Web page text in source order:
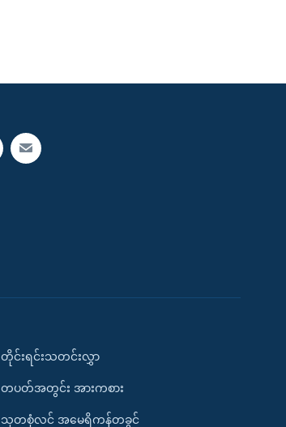
တိုင်းရင်းသတင်းလွှာ
တပတ်အတွင်း အားကစား
သုတစုံလင် အမေရိကန်တခွင်